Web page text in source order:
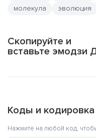
молекула
эволюция
Скопируйте и
вставьте эмодзи
Коды и
Нажмите на любой код,